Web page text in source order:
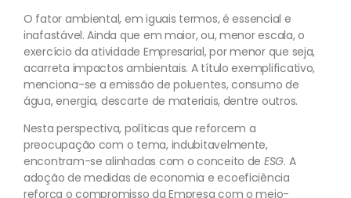
O fator ambiental, em iguais termos, é essencial e
inafastável. Ainda que em maior, ou, menor escala, o
exercício da atividade Empresarial, por menor que seja,
acarreta impactos ambientais. A título exemplificativo,
menciona-se a emissão de poluentes, consumo de
água, energia, descarte de materiais, dentre outros.
Nesta perspectiva, políticas que reforcem a
preocupação com o tema, indubitavelmente,
encontram-se alinhadas com o conceito de ESG. A
adoção de medidas de economia e ecoeficiência
reforça o compromisso da Empresa com o meio-